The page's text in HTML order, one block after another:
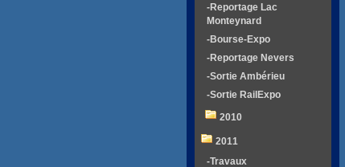
-Reportage Lac
Monteynard
-Bourse-Expo
-Reportage Nevers
-Sortie Ambérieu
-Sortie RailExpo
2010
2011
-Travaux